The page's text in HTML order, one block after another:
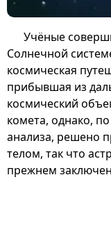
Учёные
Солнечной
космическая
прибывшая из
космический
комета, однако,
анализа, решено
телом, так что
прежнем